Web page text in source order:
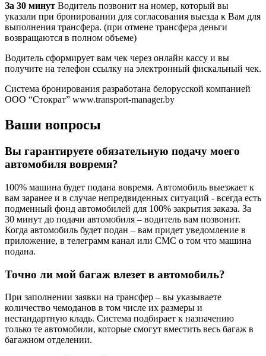
За 30 минут Водитель позвонит на номер, который вы
указали при бронировании для согласования выезда к Вам для
выполнения трансфера. (при отмене трансфера деньги
возвращаются в полном объеме)
Водитель сформирует вам чек через онлайн кассу и вы
получите на телефон ссылку на электронный фискальный чек.
Система бронирования разработана белорусской компанией
ООО “Стократ” www.transport-manager.by
Ваши вопросы
Вы гарантируете обязательную подачу моего
автомобиля вовремя?
100% машина будет подана вовремя. Автомобиль выезжает к
вам заранее и в случае непредвиденных ситуаций - всегда есть
подменный фонд автомобилей для 100% закрытия заказа. За
30 минут до подачи автомобиля – водитель вам позвонит.
Когда автомобиль будет подан – вам придет уведомление в
приложение, в телеграмм канал или СМС о том что машина
подана.
Точно ли мой багаж влезет в автомобиль?
При заполнении заявки на трансфер – вы указываете
количество чемоданов в том числе их размеры и
нестандартную кладь. Система подбирает к назначению
только те автомобили, которые смогут вместить весь багаж в
багажном отделении.